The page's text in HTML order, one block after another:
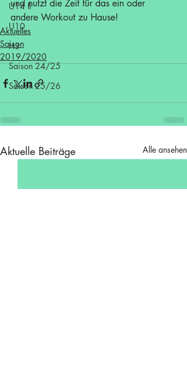
U14 II
U10
H3
Saison 24/25
Saison 25/26
und nutzt die Zeit für das ein oder
andere Workout zu Hause!
Aktuelles
Saison
2019/2020
Aktuelle Beiträge Alle ansehen